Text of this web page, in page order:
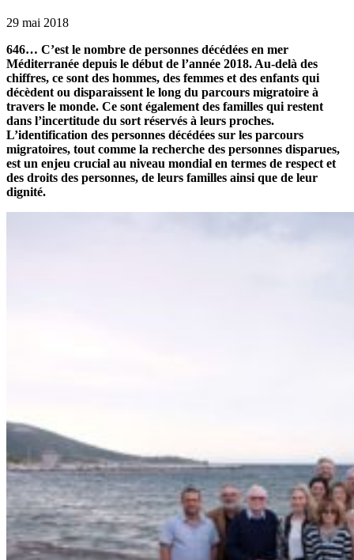
29 mai 2018
646… C’est le nombre de personnes décédées en mer
Méditerranée depuis le début de l’année 2018. Au-delà des
chiffres, ce sont des hommes, des femmes et des enfants qui
décèdent ou disparaissent le long du parcours migratoire à
travers le monde. Ce sont également des familles qui restent
dans l’incertitude du sort réservés à leurs proches.
L’identification des personnes décédées sur les parcours
migratoires, tout comme la recherche des personnes disparues,
est un enjeu crucial au niveau mondial en termes de respect et
des droits des personnes, de leurs familles ainsi que de leur
dignité.